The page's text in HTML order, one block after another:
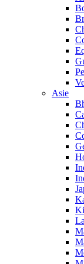
Asie